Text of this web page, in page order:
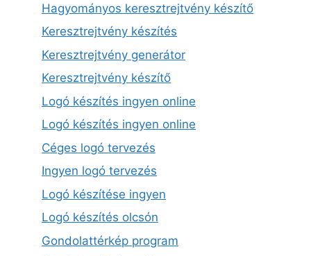
Hagyományos keresztrejtvény készítő
Keresztrejtvény készítés
Keresztrejtvény generátor
Keresztrejtvény készítő
Logó készítés ingyen online
Logó készítés ingyen online
Céges logó tervezés
Ingyen logó tervezés
Logó készítése ingyen
Logó készítés olcsón
Gondolattérkép program